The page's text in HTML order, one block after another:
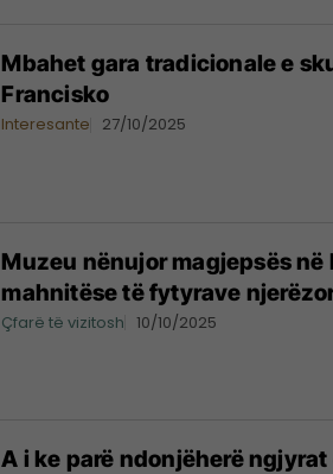
Mbahet gara tradicionale e
Francisko
Interesante 27/10/2025
Muzeu nënujor magjepsës në
mahnitëse të fytyrave
Çfarë të vizitosh 10/10/2025
A i ke parë ndonjëherë